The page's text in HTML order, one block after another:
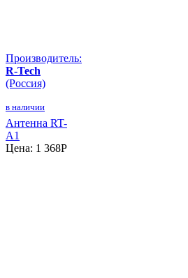
Производитель:
R-Tech
(Россия)
в наличии
Антенна RT-
A1
Цена: 1 368P